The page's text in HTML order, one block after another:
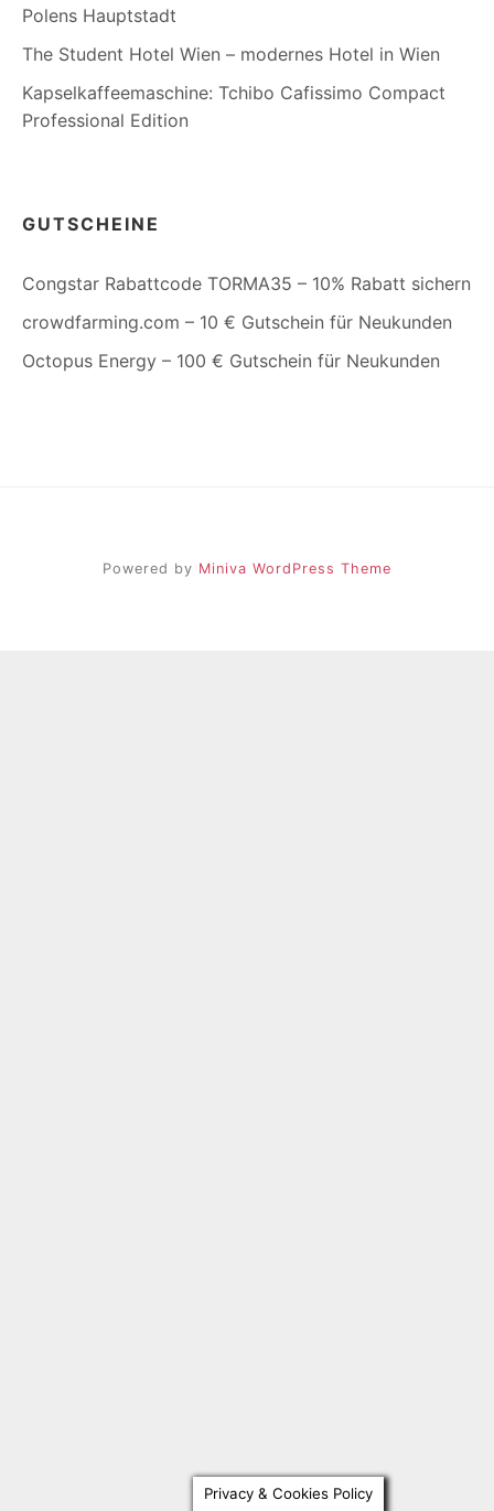
Polens Hauptstadt
The Student Hotel Wien – modernes Hotel in Wien
Kapselkaffeemaschine: Tchibo Cafissimo Compact
Professional Edition
GUTSCHEINE
Congstar Rabattcode TORMA35 – 10% Rabatt sichern
crowdfarming.com – 10 € Gutschein für Neukunden
Octopus Energy – 100 € Gutschein für Neukunden
Powered by Miniva WordPress Theme
Privacy & Cookies Policy